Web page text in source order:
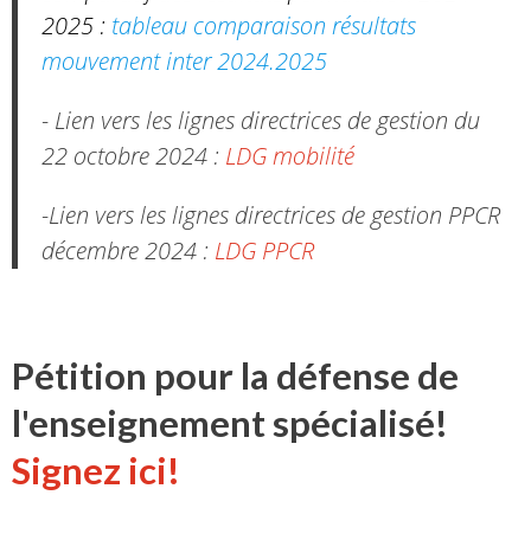
2025 : tableau comparaison résultats
mouvement inter 2024.2025
- Lien vers les lignes directrices de gestion du
22 octobre 2024 : LDG mobilité
-Lien vers les lignes directrices de gestion PPCR
décembre 2024 : LDG PPCR
Pétition pour la défense de
l'enseignement spécialisé!
Signez ici!